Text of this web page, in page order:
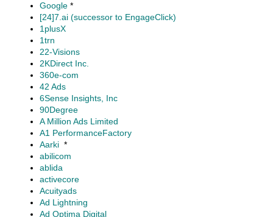
Google *
[24]7.ai (successor to EngageClick)
1plusX
1trn
22-Visions
2KDirect Inc.
360e-com
42 Ads
6Sense Insights, Inc
90Degree
A Million Ads Limited
A1 PerformanceFactory
Aarki *
abilicom
ablida
activecore
Acuityads
Ad Lightning
Ad Optima Digital